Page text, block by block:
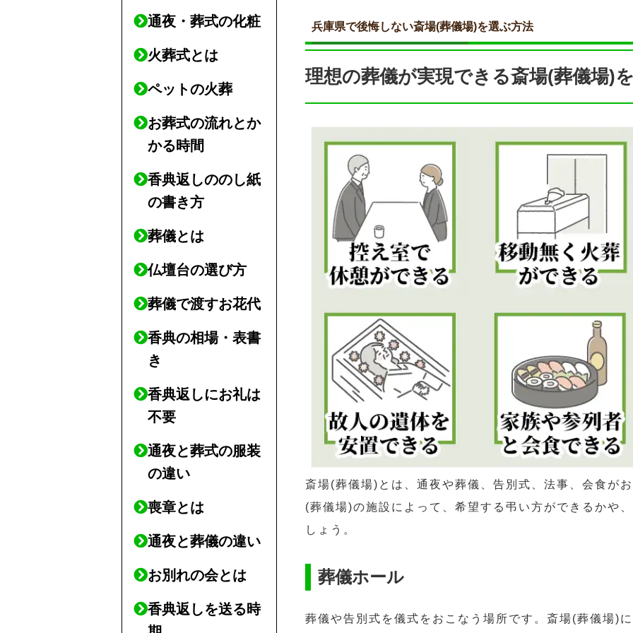
兵庫県で後悔しない斎場(葬儀場)を選ぶ方法
理想の葬儀が実現できる斎場(葬儀場)
斎場(葬儀場)とは、通夜や葬儀、告別式、法事、会食が
(葬儀場)の施設によって、希望する弔い方ができるかや
しょう。
葬儀ホール
葬儀や告別式を儀式をおこなう場所です。斎場(葬儀場)
通夜・葬式の化粧
火葬式とは
ペットの火葬
お葬式の流れとか
かる時間
香典返しののし紙
の書き方
葬儀とは
仏壇台の選び方
葬儀で渡すお花代
香典の相場・表書
き
香典返しにお礼は
不要
通夜と葬式の服装
の違い
喪章とは
通夜と葬儀の違い
お別れの会とは
香典返しを送る時